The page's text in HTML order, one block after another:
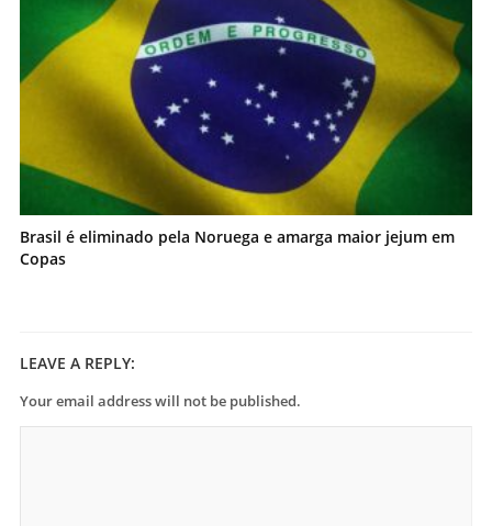
Brasil é eliminado pela Noruega e amarga maior jejum em
Copas
LEAVE A REPLY:
Your email address will not be published.